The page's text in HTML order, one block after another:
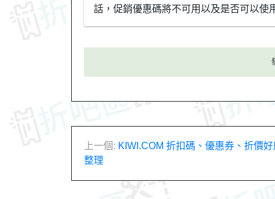
話，促銷優惠碼將不可用以及是否可以使
文
上一個: KIWI.COM 折扣碼、優惠券、折價
整理